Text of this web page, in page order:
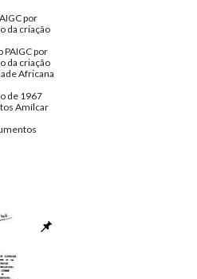
por
da criação
PAIGC por
da criação
Africana
de 1967
Amílcar